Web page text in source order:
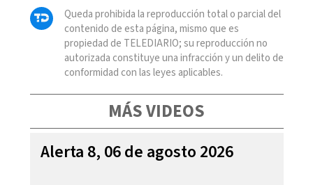
Queda prohibida la reproducción total o parcial del
contenido de esta página, mismo que es
propiedad de TELEDIARIO; su reproducción no
autorizada constituye una infracción y un delito de
conformidad con las leyes aplicables.
MÁS VIDEOS
Alerta 8, 06 de agosto 2026